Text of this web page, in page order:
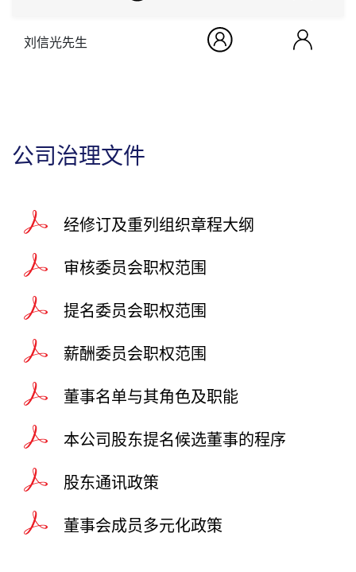
刘信光先生
公司治理文件
经修订及重列组织章程大纲
审核委员会职权范围
提名委员会职权范围
薪酬委员会职权范围
董事名单与其角色及职能
本公司股东提名候选董事的程序
股东通讯政策
董事会成员多元化政策